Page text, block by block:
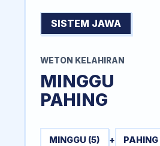
SISTEM JAWA
WETON KELAHIRAN
MINGGU
PAHING
MINGGU (5) +